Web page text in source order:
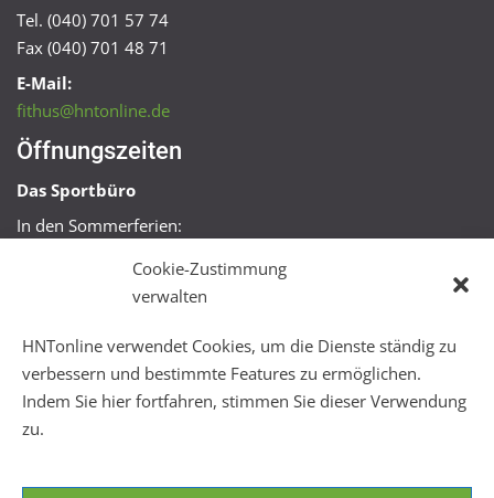
Cookie-Zustimmung
verwalten
HNTonline verwendet Cookies, um die Dienste ständig zu
verbessern und bestimmte Features zu ermöglichen.
Indem Sie hier fortfahren, stimmen Sie dieser Verwendung
zu.
Tel. (040) 701 57 74
Fax (040) 701 48 71
E-Mail:
fithus@hntonline.de
Öffnungszeiten
Das Sportbüro
In den Sommerferien:
Mo + Mi 16:00 – 18:00 Uhr
Mo – Fr 08:00 – 22:00 Uhr
Sa + So 10:00 – 18:00 Uhr